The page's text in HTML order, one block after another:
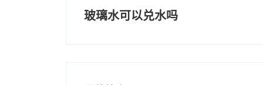
玻璃水可以兑水吗